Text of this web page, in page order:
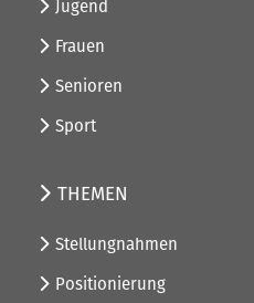
Jugend
Frauen
Senioren
Sport
THEMEN
Stellungnahmen
Positionierung